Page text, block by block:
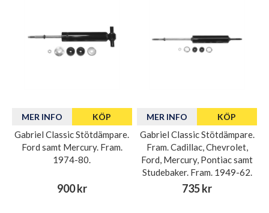
MER INFO KÖP
Gabriel Classic Stötdämpare.
Ford samt Mercury. Fram.
1974-80.
900 kr
MER INFO KÖP
Gabriel Classic Stötdämpare.
Fram. Cadillac, Chevrolet,
Ford, Mercury, Pontiac samt
Studebaker. Fram. 1949-62.
735 kr